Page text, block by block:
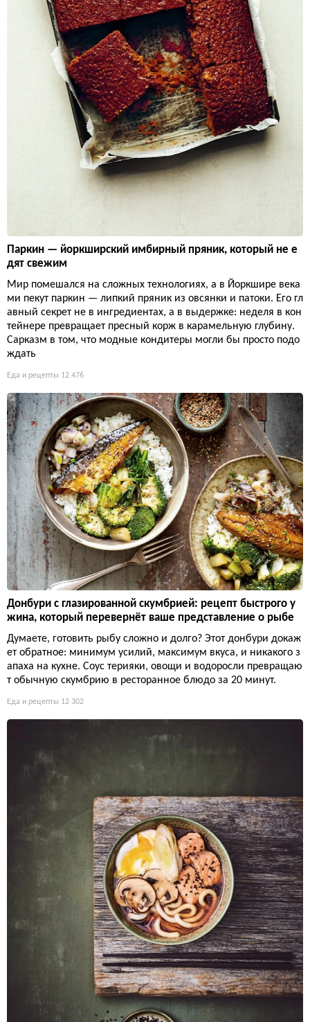
Паркин — йоркширский имбирный пряник, который не е
дят свежим
Мир помешался на сложных технологиях, а в Йоркшире века
ми пекут паркин — липкий пряник из овсянки и патоки. Его гл
авный секрет не в ингредиентах, а в выдержке: неделя в кон
тейнере превращает пресный корж в карамельную глубину.
Сарказм в том, что модные кондитеры могли бы просто подо
ждать
Еда и рецепты 12 476
Донбури с глазированной скумбрией: рецепт быстрого у
жина, который перевернёт ваше представление о рыбе
Думаете, готовить рыбу сложно и долго? Этот донбури докаж
ет обратное: минимум усилий, максимум вкуса, и никакого з
апаха на кухне. Соус терияки, овощи и водоросли превращаю
т обычную скумбрию в ресторанное блюдо за 20 минут.
Еда и рецепты 12 302